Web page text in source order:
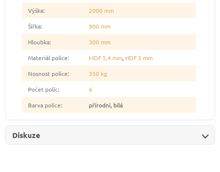
Výška:
2000 mm
Šířka:
900 mm
Hloubka:
300 mm
Materiál police: MDF 5,4 mm, HDF 5 mm
Nosnost police:
350 kg
Počet polic:
6
Barva police: přírodní, bílá
Diskuze